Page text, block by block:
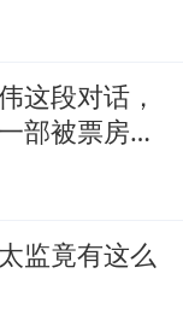
这段对话，
部被票房低
监竟有这么